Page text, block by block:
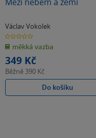
Václav Vokolek
0.0
z
5
hvězdiček
měkká vazba
349 Kč
Běžně 390 Kč
Do košíku